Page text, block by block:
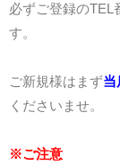
必ずご登録のTEL
す。
ご新規様はまず当
くださいませ。
※ご注意